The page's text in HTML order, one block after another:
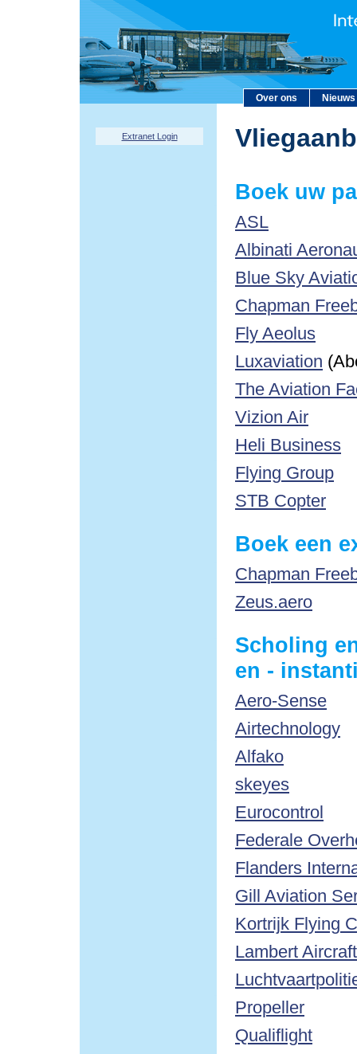
Over ons Nieuws
Extranet Login
Boek uw
ASL
Albinati
Blue Sky
Chapman
Fly Aeolus
Luxaviation
The Aviation
Vizion Air
Heli Business
Flying Group
STB Copter
Boek een
Chapman
Zeus.aero
Scholing
en -
Aero-Sense
Airtechnology
Alfako
skeyes
Eurocontrol
Federale
Flanders
Gill Aviation
Kortrijk Flying
Lambert
Propeller
Qualiflight